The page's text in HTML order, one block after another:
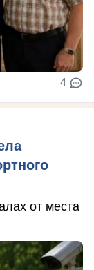
4
от места